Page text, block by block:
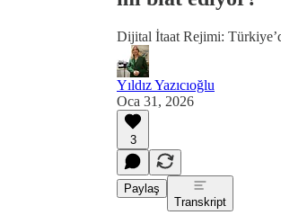
Dijital İtaat Rejimi:
Yıldız Yazıcıoğlu
Oca 31, 2026
3
Paylaş
Transkript